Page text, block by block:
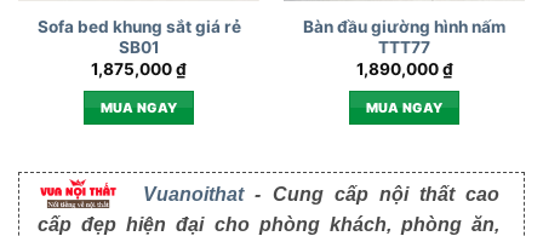
Sofa bed khung sắt giá rẻ
SB01
1,875,000₫
MUA NGAY
Bàn đầu giường hình nấm
TTT77
1,890,000₫
MUA NGAY
Vuanoithat- Cung cấp nội thất cao
cấp đẹp hiện đại cho phòng khách, phòng ăn,